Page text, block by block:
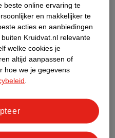
de activiteiten die je altijd
je baby is ingedaald en mag
je zwangerschap? Wees
we met ja. Beweging is
minimaal een half uur
Het kan zijn dat je tijdens het
van je baby voelt, maar
ervaren van het indalen
beste online ervaring te
en makkelijker te
acties en aanbiedingen
Kruidvat.nl relevante
welke cookies je
altijd aanpassen of
hoe we je gegevens